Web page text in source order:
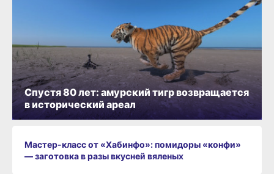
Мастер-класс от «Хабинфо»: помидоры «конфи»
— заготовка в разы вкусней вяленых
Спустя 80 лет: амурский тигр возвращается
в исторический ареал